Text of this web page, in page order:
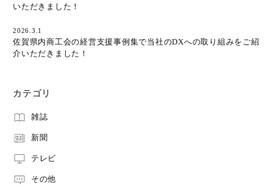
いただきました！
2026.3.1
佐賀県内商工会の経営支援事例集で当社のDXへの取り組みをご紹
介いただきました！
カテゴリ
雑誌
新聞
テレビ
その他